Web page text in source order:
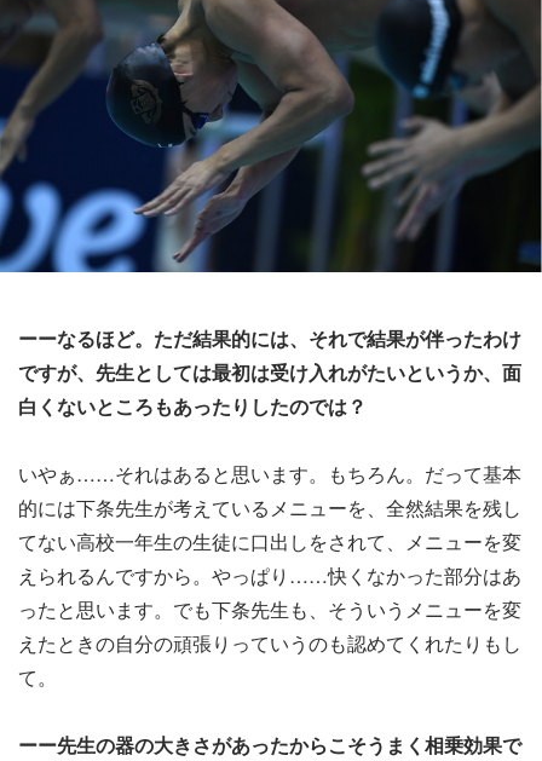
ーーなるほど。ただ結果的には、それで結果が伴ったわけ
ですが、先生としては最初は受け入れがたいというか、面
白くないところもあったりしたのでは？
いやぁ……それはあると思います。もちろん。だって基本
的には下条先生が考えているメニューを、全然結果を残し
てない高校一年生の生徒に口出しをされて、メニューを変
えられるんですから。やっぱり……快くなかった部分はあ
ったと思います。でも下条先生も、そういうメニューを変
えたときの自分の頑張りっていうのも認めてくれたりもし
て。
ーー先生の器の大きさがあったからこそうまく相乗効果で